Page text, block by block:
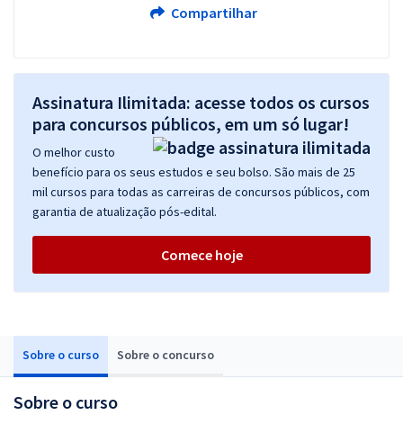
Sobre o curso Sobre o concurso
Sobre o curso
Compartilhar
Assinatura Ilimitada: acesse todos os cursos
para concursos públicos, em um só lugar!
O melhor custo
benefício para os seus estudos e seu bolso. São mais de 25
mil cursos para todas as carreiras de concursos públicos, com
garantia de atualização pós-edital.
Comece hoje